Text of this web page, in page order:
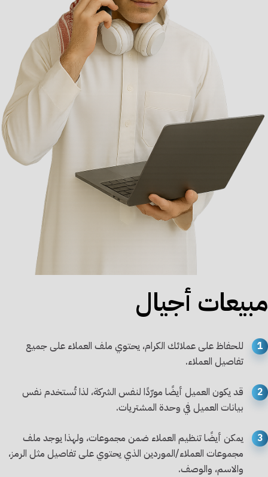
مبيعات أجيال
1
للحفاظ على عملائك الكرام، يحتوي ملف العملاء على جميع
تفاصيل العملاء.
2
قد يكون العميل أيضًا مورّدًا لنفس الشركة، لذا تُستخدم نفس
بيانات العميل في وحدة المشتريات.
3
يمكن أيضًا تنظيم العملاء ضمن مجموعات، ولهذا يوجد ملف
مجموعات العملاء/الموردين الذي يحتوي على تفاصيل مثل الرمز،
والاسم، والوصف.